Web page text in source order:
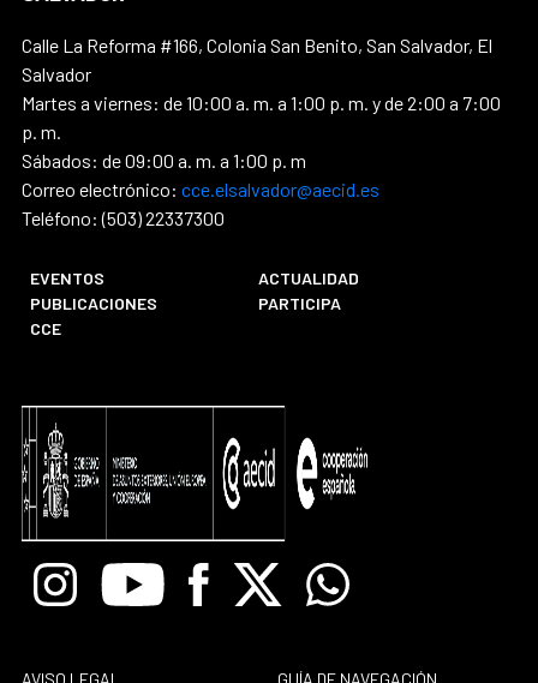
Calle La Reforma #166, Colonia San Benito, San Salvador, El
Salvador
Martes a viernes: de 10:00 a. m. a 1:00 p. m. y de 2:00 a 7:00
p. m.
Sábados: de 09:00 a. m. a 1:00 p. m
Correo electrónico: cce.elsalvador@aecid.es
Teléfono: (503) 22337300
EVENTOS
ACTUALIDAD
PUBLICACIONES
PARTICIPA
CCE
InstagramYoutube Facebook
X Whatsapp